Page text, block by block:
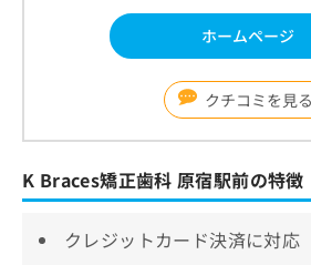
ホームページ
クチコミを見る
K Braces矯正歯科 原宿駅前の特徴
クレジットカード決済に対応